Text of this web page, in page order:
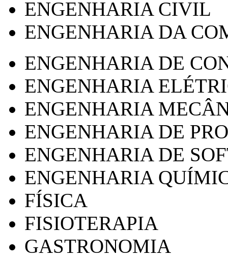
ENGENHARIA CIVIL
ENGENHARIA DA
ENGENHARIA DE
ENGENHARIA
ENGENHARIA
ENGENHARIA DE
ENGENHARIA DE
ENGENHARIA
FÍSICA
FISIOTERAPIA
GASTRONOMIA